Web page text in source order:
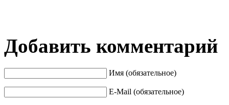
Добавить комментарий
Имя (обязательное)
E-Mail (обязательное)